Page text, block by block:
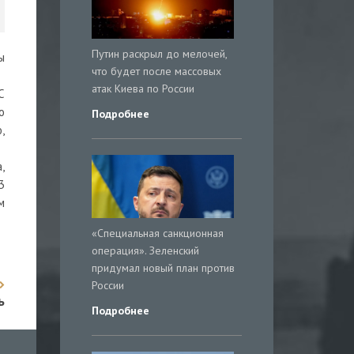
Путин раскрыл до мелочей,
что будет после массовых
атак Киева по России
Подробнее
«Специальная санкционная
операция». Зеленский
придумал новый план против
России
Подробнее